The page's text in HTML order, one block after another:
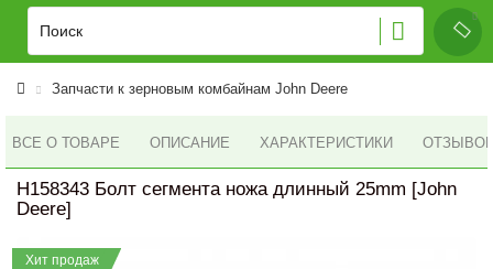
Запчасти к зерновым комбайнам John Deere
ВСЕ О ТОВАРЕ ОПИСАНИЕ ХАРАКТЕРИСТИКИ ОТЗЫВОВ
H158343 Болт сегмента ножа длинный 25mm [John
Deere]
Хит продаж